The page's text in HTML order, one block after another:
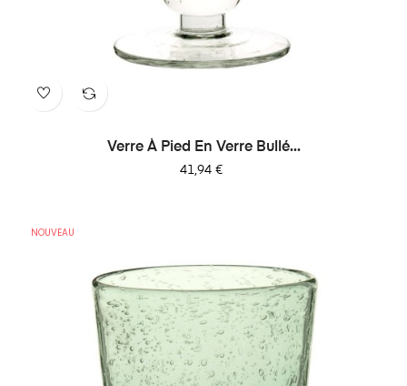
Verre À Pied En Verre Bullé...
Prix
41,94 €
NOUVEAU